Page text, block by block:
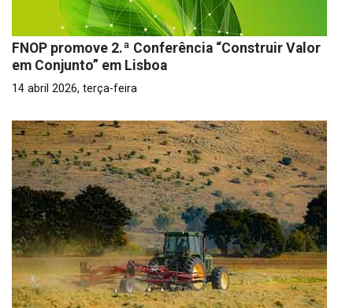
FNOP promove 2.ª Conferência “Construir Valor
em Conjunto” em Lisboa
14 abril 2026, terça-feira